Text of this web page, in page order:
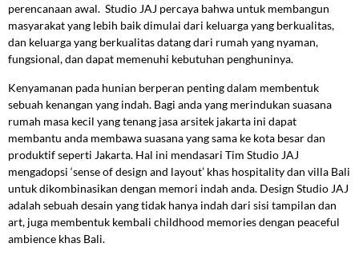
perencanaan awal. Studio JAJ percaya bahwa untuk membangun
masyarakat yang lebih baik dimulai dari keluarga yang berkualitas,
dan keluarga yang berkualitas datang dari rumah yang nyaman,
fungsional, dan dapat memenuhi kebutuhan penghuninya.
Kenyamanan pada hunian berperan penting dalam membentuk
sebuah kenangan yang indah. Bagi anda yang merindukan suasana
rumah masa kecil yang tenang jasa arsitek jakarta ini dapat
membantu anda membawa suasana yang sama ke kota besar dan
produktif seperti Jakarta. Hal ini mendasari Tim Studio JAJ
mengadopsi ‘sense of design and layout’ khas hospitality dan villa Bali
untuk dikombinasikan dengan memori indah anda. Design Studio JAJ
adalah sebuah desain yang tidak hanya indah dari sisi tampilan dan
art, juga membentuk kembali childhood memories dengan peaceful
ambience khas Bali.